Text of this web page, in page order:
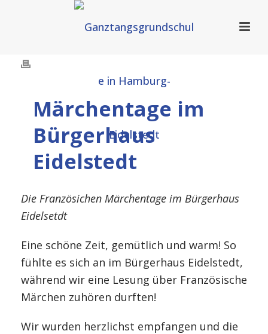
Märchentage im
Bürgerhaus
Eidelstedt
Die Französichen Märchentage im Bürgerhaus
Eidelsetdt
Eine schöne Zeit, gemütlich und warm! So
fühlte es sich an im Bürgerhaus Eidelstedt,
während wir eine Lesung über Französische
Märchen zuhören durften!
Wir wurden herzlichst empfangen und die